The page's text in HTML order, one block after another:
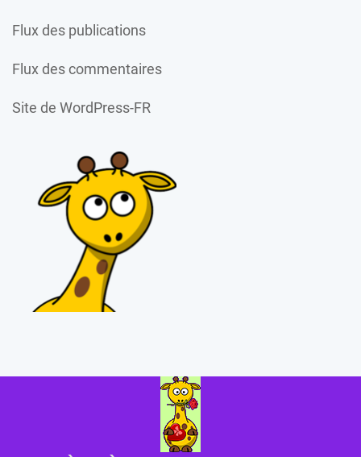
Flux des publications
Flux des commentaires
Site de WordPress-FR